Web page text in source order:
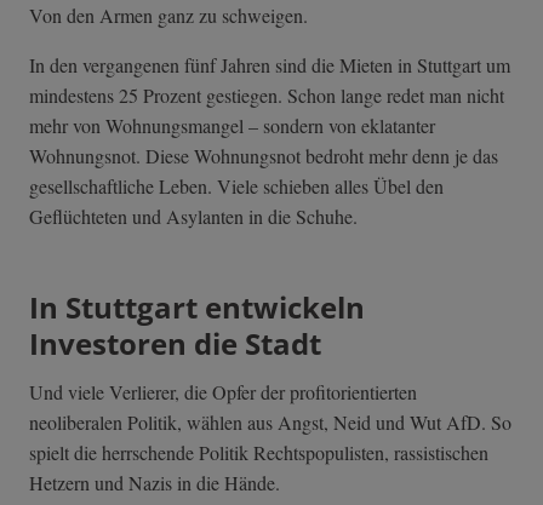
Von den Armen ganz zu schweigen.
In den vergangenen fünf Jahren sind die Mieten in Stuttgart um
mindestens 25 Prozent gestiegen. Schon lange redet man nicht
mehr von Wohnungsmangel – sondern von eklatanter
Wohnungsnot. Diese Wohnungsnot bedroht mehr denn je das
gesellschaftliche Leben. Viele schieben alles Übel den
Geflüchteten und Asylanten in die Schuhe.
In Stuttgart entwickeln
Investoren die Stadt
Und viele Verlierer, die Opfer der profitorientierten
neoliberalen Politik, wählen aus Angst, Neid und Wut AfD. So
spielt die herrschende Politik Rechtspopulisten, rassistischen
Hetzern und Nazis in die Hände.